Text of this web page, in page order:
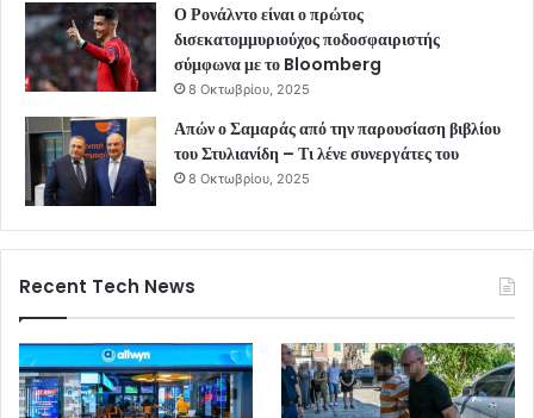
Ο Ρονάλντο είναι ο πρώτος
δισεκατομμυριούχος ποδοσφαιριστής
σύμφωνα με το Bloomberg
8 Οκτωβρίου, 2025
Απών ο Σαμαράς από την παρουσίαση βιβλίου
του Στυλιανίδη – Τι λένε συνεργάτες του
8 Οκτωβρίου, 2025
Recent Tech News